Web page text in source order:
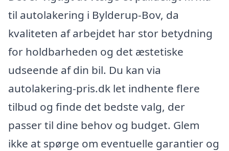
til autolakering i Bylderup-Bov, da
kvaliteten af arbejdet har stor betydning
for holdbarheden og det æstetiske
udseende af din bil. Du kan via
autolakering-pris.dk let indhente flere
tilbud og finde det bedste valg, der
passer til dine behov og budget. Glem
ikke at spørge om eventuelle garantier og